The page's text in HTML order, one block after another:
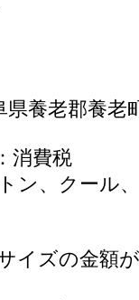
養老郡養老
消費税
ン、クール
イズの金額